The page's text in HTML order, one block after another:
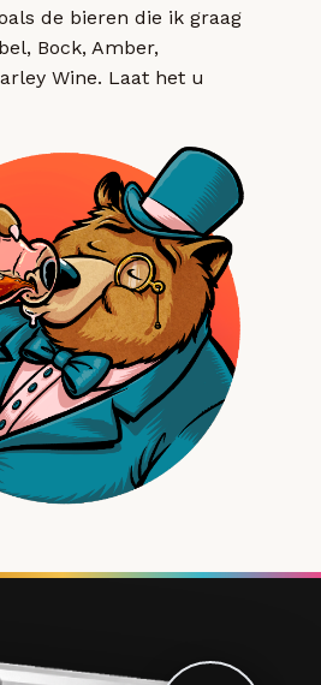
de bieren die ik graag
Bock, Amber,
Wine. Laat het u